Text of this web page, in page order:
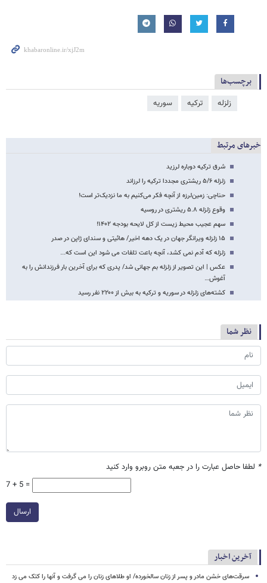
برچسب‌ها
زلزله ترکیه سوریه
خبرهای مرتبط
شرق ترکیه دوباره لرزید
زلزله ۵/۶ ریشتری مجددا ترکیه را لرزاند
حناچی: زمین‌لرزه از آنچه فکر می‌کنیم به ما نزدیک‌تر است!
وقوع زلزله ۵.۸ ریشتری در روسیه
سهم عجیب محیط زیست از کل لایحه بودجه ۱۴۰۲!
۱۵ زلزله ویرانگر جهان در یک دهه اخیر/ هائیتی و سندای ژاپن در صدر
زلزله که آدم نمی کشد، آنچه باعت تلفات می شود این است که...
عکس‌ | این تصویر از زلزله بم جهانی شد/ پدری که برای آخرین بار فرزندانش را به
آغوش…
کشته‌های زلزله در سوریه و ترکیه به بیش از ۲۲۰۰ نفر رسید
نظر شما
* لطفا حاصل عبارت را در جعبه متن روبرو وارد کنید
7 + 5 =
ارسال
آخرین اخبار
سرقت‌های خشن مادر و پسر از زنان سالخورده/ او طلاهای زنان را می گرفت و آنها را کتک می زد